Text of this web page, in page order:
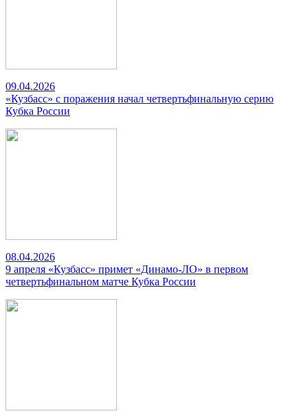
09.04.2026
«Кузбасс» с поражения начал четвертьфинальную серию
Кубка России
08.04.2026
9 апреля «Кузбасс» примет «Динамо-ЛО» в первом
четвертьфинальном матче Кубка России